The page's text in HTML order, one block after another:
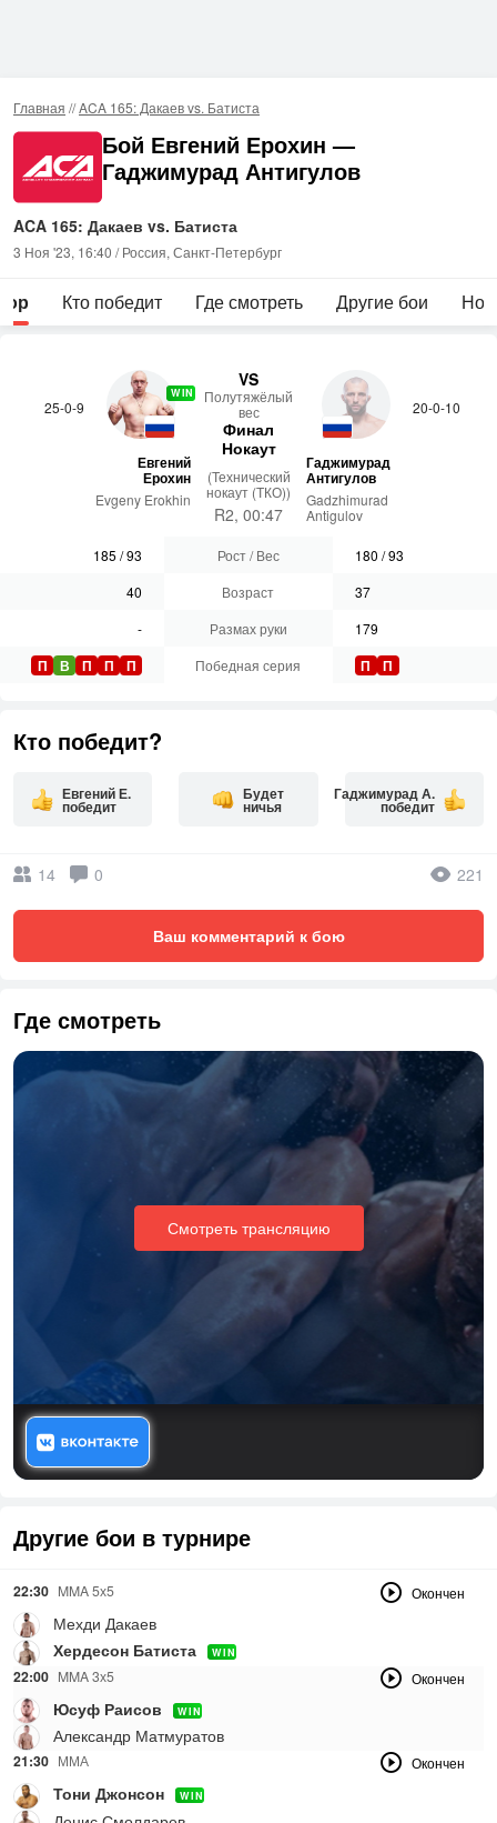
Главная //ACA 165: Дакаев vs. Батиста
Бой Евгений Ерохин —
Гаджимурад Антигулов
ACA 165: Дакаев vs. Батиста
3 Ноя '23, 16:40 / Россия, Санкт-Петербург
Кто победит Где смотреть Другие бои
25-0-9
WIN
Евгений
Ерохин
Evgeny Erokhin
VS
По­лутя­жёлый
вес
Финал
Нокаут
(Технический
нокаут (ТКО))
R2, 00:47
20-0-10
Гаджимурад
Антигулов
Gadzhimurad
Antigulov
185 /93
40
-
П В П П П
Рост / Вес
Возраст
Размах руки
Победная серия
180 /93
37
179
П П
Кто победит?
Евгений Е.
победит
Будет
ничья
Гаджимурад А.
победит
14 0 221
Ваш комментарий к бою
Где смотреть
Смотреть трансляцию
Другие бои в турнире
22:30 MMA 5х5 Окончен
Мехди Дакаев
Хердесон Батиста
WIN
22:00 MMA 3х5 Окончен
Юсуф Раисов WIN
Александр Матмуратов
21:30 ММА Окончен
Тони Джонсон WIN